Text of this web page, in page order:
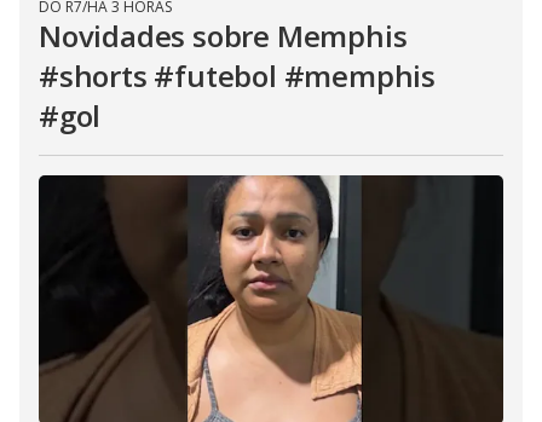
DO R7/HÁ 3 HORAS
Novidades sobre Memphis
#shorts #futebol #memphis
#gol